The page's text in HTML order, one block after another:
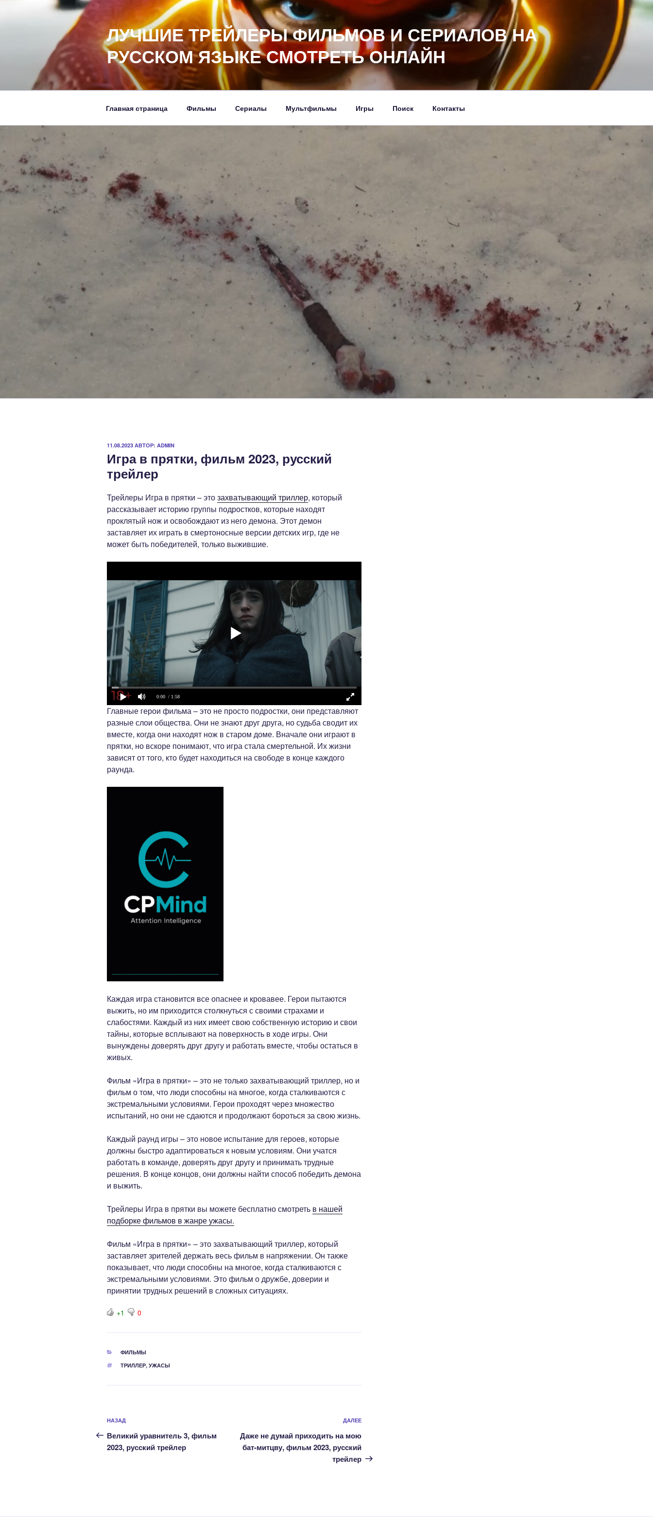
ЛУЧШИЕ ТРЕЙЛЕРЫ ФИЛЬМОВ И СЕРИАЛОВ НА
РУССКОМ ЯЗЫКЕ СМОТРЕТЬ ОНЛАЙН
Главная страница Фильмы Сериалы Мультфильмы Игры Поиск Контакты
ОПУБЛИКОВАНО
11.08.2023 АВТОР: ADMIN
Игра в прятки, фильм 2023, русский
трейлер
Трейлеры Игра в прятки – этозахватывающий триллер, который
рассказывает историю группы подростков, которые находят
проклятый нож и освобождают из него демона. Этот демон
заставляет их играть в смертоносные версии детских игр, где не
может быть победителей, только выжившие.
0:00 / 1:58
Главные герои фильма – это не просто подростки, они представляют
разные слои общества. Они не знают друг друга, но судьба сводит их
вместе, когда они находят нож в старом доме. Вначале они играют в
прятки, но вскоре понимают, что игра стала смертельной. Их жизни
зависят от того, кто будет находиться на свободе в конце каждого
раунда.
Каждая игра становится все опаснее и кровавее. Герои пытаются
выжить, но им приходится столкнуться с своими страхами и
слабостями. Каждый из них имеет свою собственную историю и свои
тайны, которые всплывают на поверхность в ходе игры. Они
вынуждены доверять друг другу и работать вместе, чтобы остаться в
живых.
Фильм «Игра в прятки» – это не только захватывающий триллер, но и
фильм о том, что люди способны на многое, когда сталкиваются с
экстремальными условиями. Герои проходят через множество
испытаний, но они не сдаются и продолжают бороться за свою жизнь.
Каждый раунд игры – это новое испытание для героев, которые
должны быстро адаптироваться к новым условиям. Они учатся
работать в команде, доверять друг другу и принимать трудные
решения. В конце концов, они должны найти способ победить демона
и выжить.
Трейлеры Игра в прятки вы можете бесплатно смотреть в нашей
подборке фильмов в жанре ужасы.
Фильм «Игра в прятки» – это захватывающий триллер, который
заставляет зрителей держать весь фильм в напряжении. Он также
показывает, что люди способны на многое, когда сталкиваются с
экстремальными условиями. Это фильм о дружбе, доверии и
принятии трудных решений в сложных ситуациях.
+1 0
РУБРИКИ
ФИЛЬМЫ
МЕТКИ
ТРИЛЛЕР, УЖАСЫ
Навигация
по
записям
Предыдущая
запись:
НАЗАД
Великий уравнитель 3, фильм
2023, русский трейлер
Следующая
запись
ДАЛЕЕ
Даже не думай приходить на мою
бат-митцву, фильм 2023, русский
трейлер